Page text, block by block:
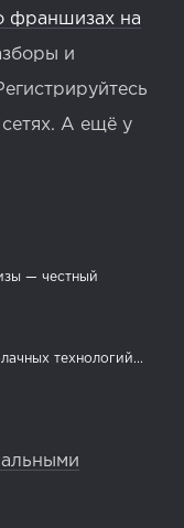
франшизах на
и
А ещё у
— честный
технологий...